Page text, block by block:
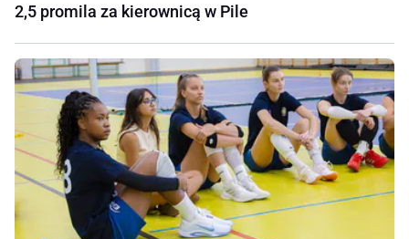
2,5 promila za kierownicą w Pile